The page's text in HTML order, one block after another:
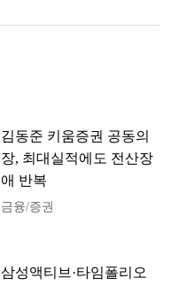
김동준 키움증권 공동의
장, 최대실적에도 전산장
애 반복
금융/증권
삼성액티브·타임폴리오